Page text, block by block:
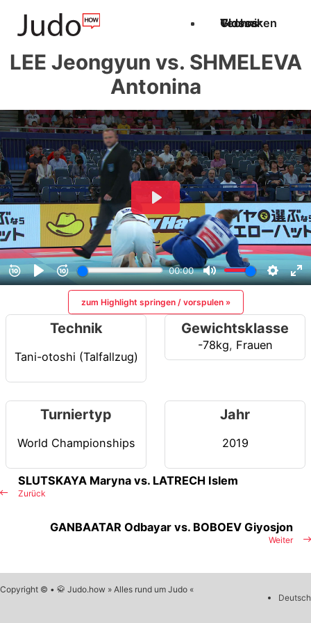
Techniken
Videos
Glossar
LEE Jeongyun vs. SHMELEVA
Antonina
zum Highlight springen / vorspulen »
Technik
Tani-otoshi (Talfallzug)
Gewichtsklasse
-78kg, Frauen
Turniertyp
World Championships
Jahr
2019
Zurück
SLUTSKAYA Maryna vs. LATRECH Islem
Weiter
GANBAATAR Odbayar vs. BOBOEV Giyosjon
Copyright © • 🥋 Judo.how » Alles rund um Judo «
Deutsch